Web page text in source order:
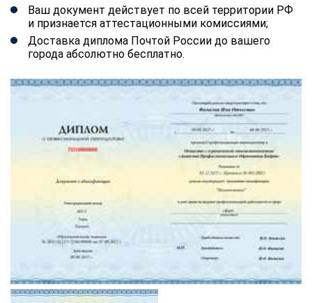
Ваш документ действует по всей территории РФ
и признается аттестационными комиссиями;
Доставка диплома Почтой России до вашего
города абсолютно бесплатно.